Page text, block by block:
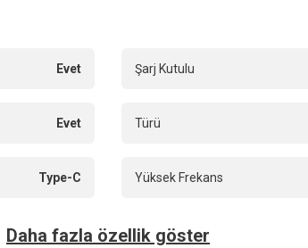
Evet Şarj Kutulu
Evet Türü
Type-C Yüksek Frekans
Daha fazla özellik göster